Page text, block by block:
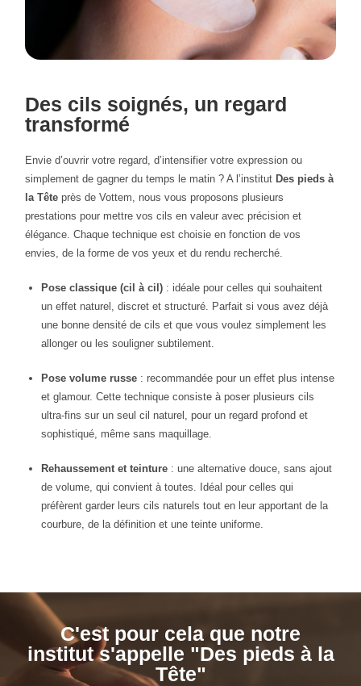
Des cils soignés, un regard
transformé
Envie d’ouvrir votre regard, d’intensifier votre expression ou
simplement de gagner du temps le matin ? A l’institut Des pieds à
la Tête près de Vottem, nous vous proposons plusieurs
prestations pour mettre vos cils en valeur avec précision et
élégance. Chaque technique est choisie en fonction de vos
envies, de la forme de vos yeux et du rendu recherché.
Pose classique (cil à cil) : idéale pour celles qui souhaitent
un effet naturel, discret et structuré. Parfait si vous avez déjà
une bonne densité de cils et que vous voulez simplement les
allonger ou les souligner subtilement.
Pose volume russe : recommandée pour un effet plus intense
et glamour. Cette technique consiste à poser plusieurs cils
ultra-fins sur un seul cil naturel, pour un regard profond et
sophistiqué, même sans maquillage.
Rehaussement et teinture : une alternative douce, sans ajout
de volume, qui convient à toutes. Idéal pour celles qui
préfèrent garder leurs cils naturels tout en leur apportant de la
courbure, de la définition et une teinte uniforme.
C'est pour cela que notre
institut s'appelle "Des pieds à la
Tête"